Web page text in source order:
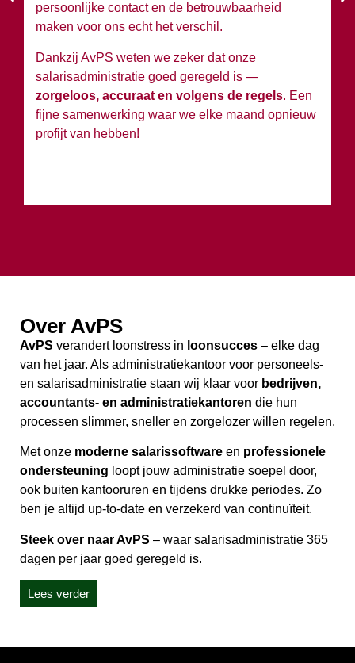
persoonlijke contact en de betrouwbaarheid
maken voor ons echt het verschil.
Dankzij AvPS weten we zeker dat onze
salarisadministratie goed geregeld is —
zorgeloos, accuraat en volgens de regels. Een
fijne samenwerking waar we elke maand opnieuw
profijt van hebben!
Over AvPS
AvPS verandert loonstress in loonsucces – elke dag
van het jaar. Als administratiekantoor voor personeels-
en salarisadministratie staan wij klaar voor bedrijven,
accountants- en administratiekantoren die hun
processen slimmer, sneller en zorgelozer willen regelen.
Met onze moderne salarissoftware en professionele
ondersteuning loopt jouw administratie soepel door,
ook buiten kantooruren en tijdens drukke periodes. Zo
ben je altijd up-to-date en verzekerd van continuïteit.
Steek over naar AvPS – waar salarisadministratie 365
dagen per jaar goed geregeld is.
Lees verder